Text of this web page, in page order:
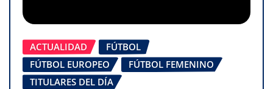
ACTUALIDAD
FÚTBOL
FÚTBOL EUROPEO
FÚTBOL FEMENINO
TITULARES DEL DÍA